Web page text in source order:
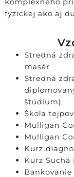
fyzickej ako aj
Stredná
masér
Stredná
štúdium)
Škola
Mulligan
Mulligan
Kurz
Kurz
Bankovanie